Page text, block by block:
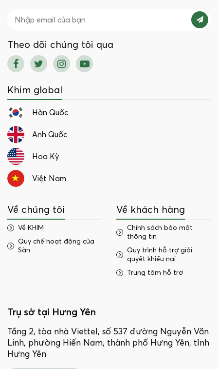
Theo dõi chúng tôi qua
Khim global
Hàn Quốc
Anh Quốc
Hoa Kỳ
Việt Nam
Về chúng tôi
Về KHIM
Quy chế hoạt động của
Sàn
Về khách hàng
Chính sách bảo mật
thông tin
Quy trình hỗ trợ giải
quyết khiếu nại
Trung tâm hỗ trợ
Trụ sở tại Hưng Yên
Tầng 2, tòa nhà Viettel, số 537 đường Nguyễn Văn
Linh, phường Hiến Nam, thành phố Hưng Yên, tỉnh
Hưng Yên